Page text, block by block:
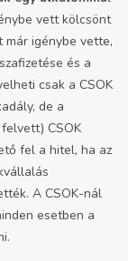
vett kölcsönt
már igénybe vette,
és a
csak a CSOK
de a
CSOK
fel a hitel, ha az
A CSOK-nál
esetben a